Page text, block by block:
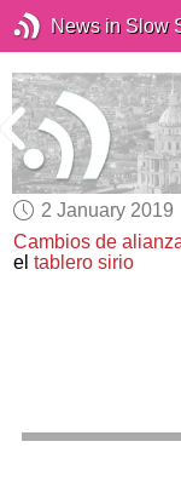
News in Slow
2 January 2019
Cambios de
eltablero sirio